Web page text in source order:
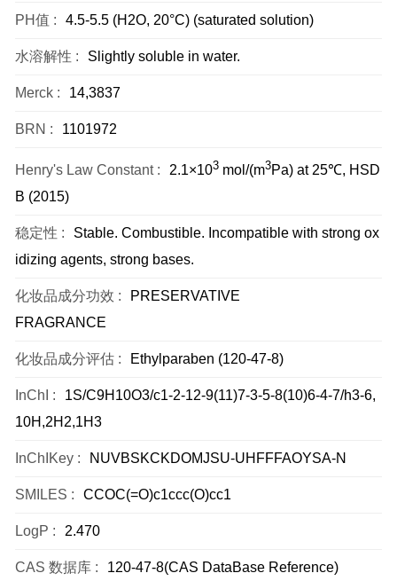
PH值 : 4.5-5.5 (H2O, 20°C) (saturated solution)
水溶解性 : Slightly soluble in water.
Merck : 14,3837
BRN : 1101972
Henry's Law Constant : 2.1×103 mol/(m3Pa) at 25℃, HSD
B (2015)
稳定性 :
Stable. Combustible. Incompatible with strong ox
idizing agents, strong bases.
化妆品成分功效 :
PRESERVATIVE
FRAGRANCE
化妆品成分评估 : Ethylparaben (120-47-8)
InChI :
1S/C9H10O3/c1-2-12-9(11)7-3-5-8(10)6-4-7/h3-6,
10H,2H2,1H3
InChIKey : NUVBSKCKDOMJSU-UHFFFAOYSA-N
SMILES : CCOC(=O)c1ccc(O)cc1
LogP : 2.470
CAS 数据库 : 120-47-8(CAS DataBase Reference)